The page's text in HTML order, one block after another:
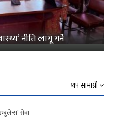
नीति लागू गर्ने
थप सामाग्री
सेवा